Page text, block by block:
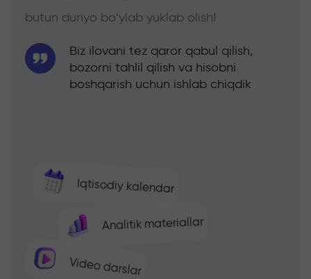
butun dunyo bo‘ylab yuklab olish!
Iqtisodiy kalendar
Analitik materiallar
Video darslar
Biz ilovani tez qaror qabul qilish,
bozorni tahlil qilish va hisobni
boshqarish uchun ishlab chiqdik